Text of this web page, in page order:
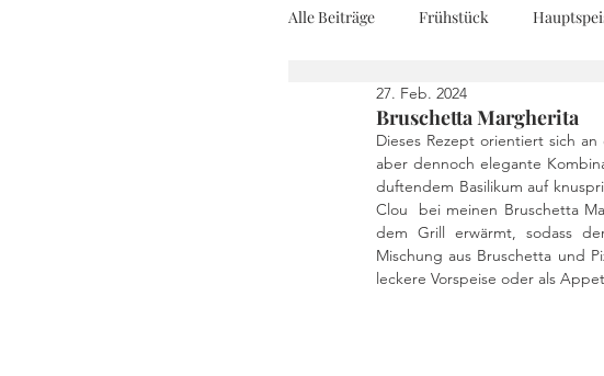
Alle Beiträge Frühstück
Kuchen und Desserts
Drinks Fingerfood
REZEPTKARTEN Rezeptvideo
Bruschetta Margherita
27. Feb. 2024
Dieses Rezept orientiert sich
aber dennoch elegante
duftendem Basilikum auf
Clou  bei meinen Bruschetta
dem Grill erwärmt, sodass
Mischung aus Bruschetta und
leckere Vorspeise oder als